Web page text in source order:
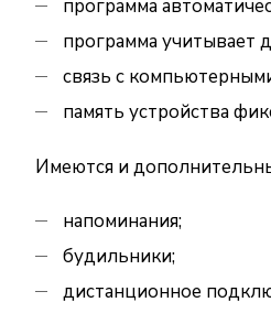
программа
программа учитывает
связь с
память устройства
Имеются и
напоминания;
будильники;
дистанционное